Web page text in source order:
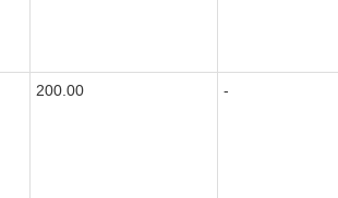
200.00 -